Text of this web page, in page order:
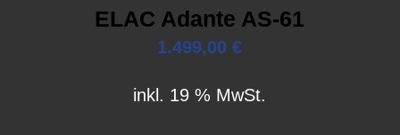
ELAC Adante AS-61
1.499,00€
inkl. 19 % MwSt.